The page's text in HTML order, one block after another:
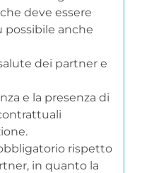
deve essere
anche
dei partner e
e la presenza di
rispetto
in quanto la